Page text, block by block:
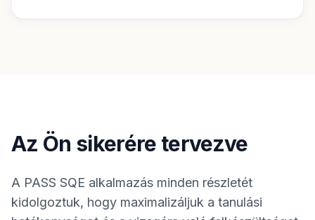
Az Ön sikerére tervezve
A PASS SQE alkalmazás minden részletét
kidolgoztuk, hogy maximalizáljuk a tanulási